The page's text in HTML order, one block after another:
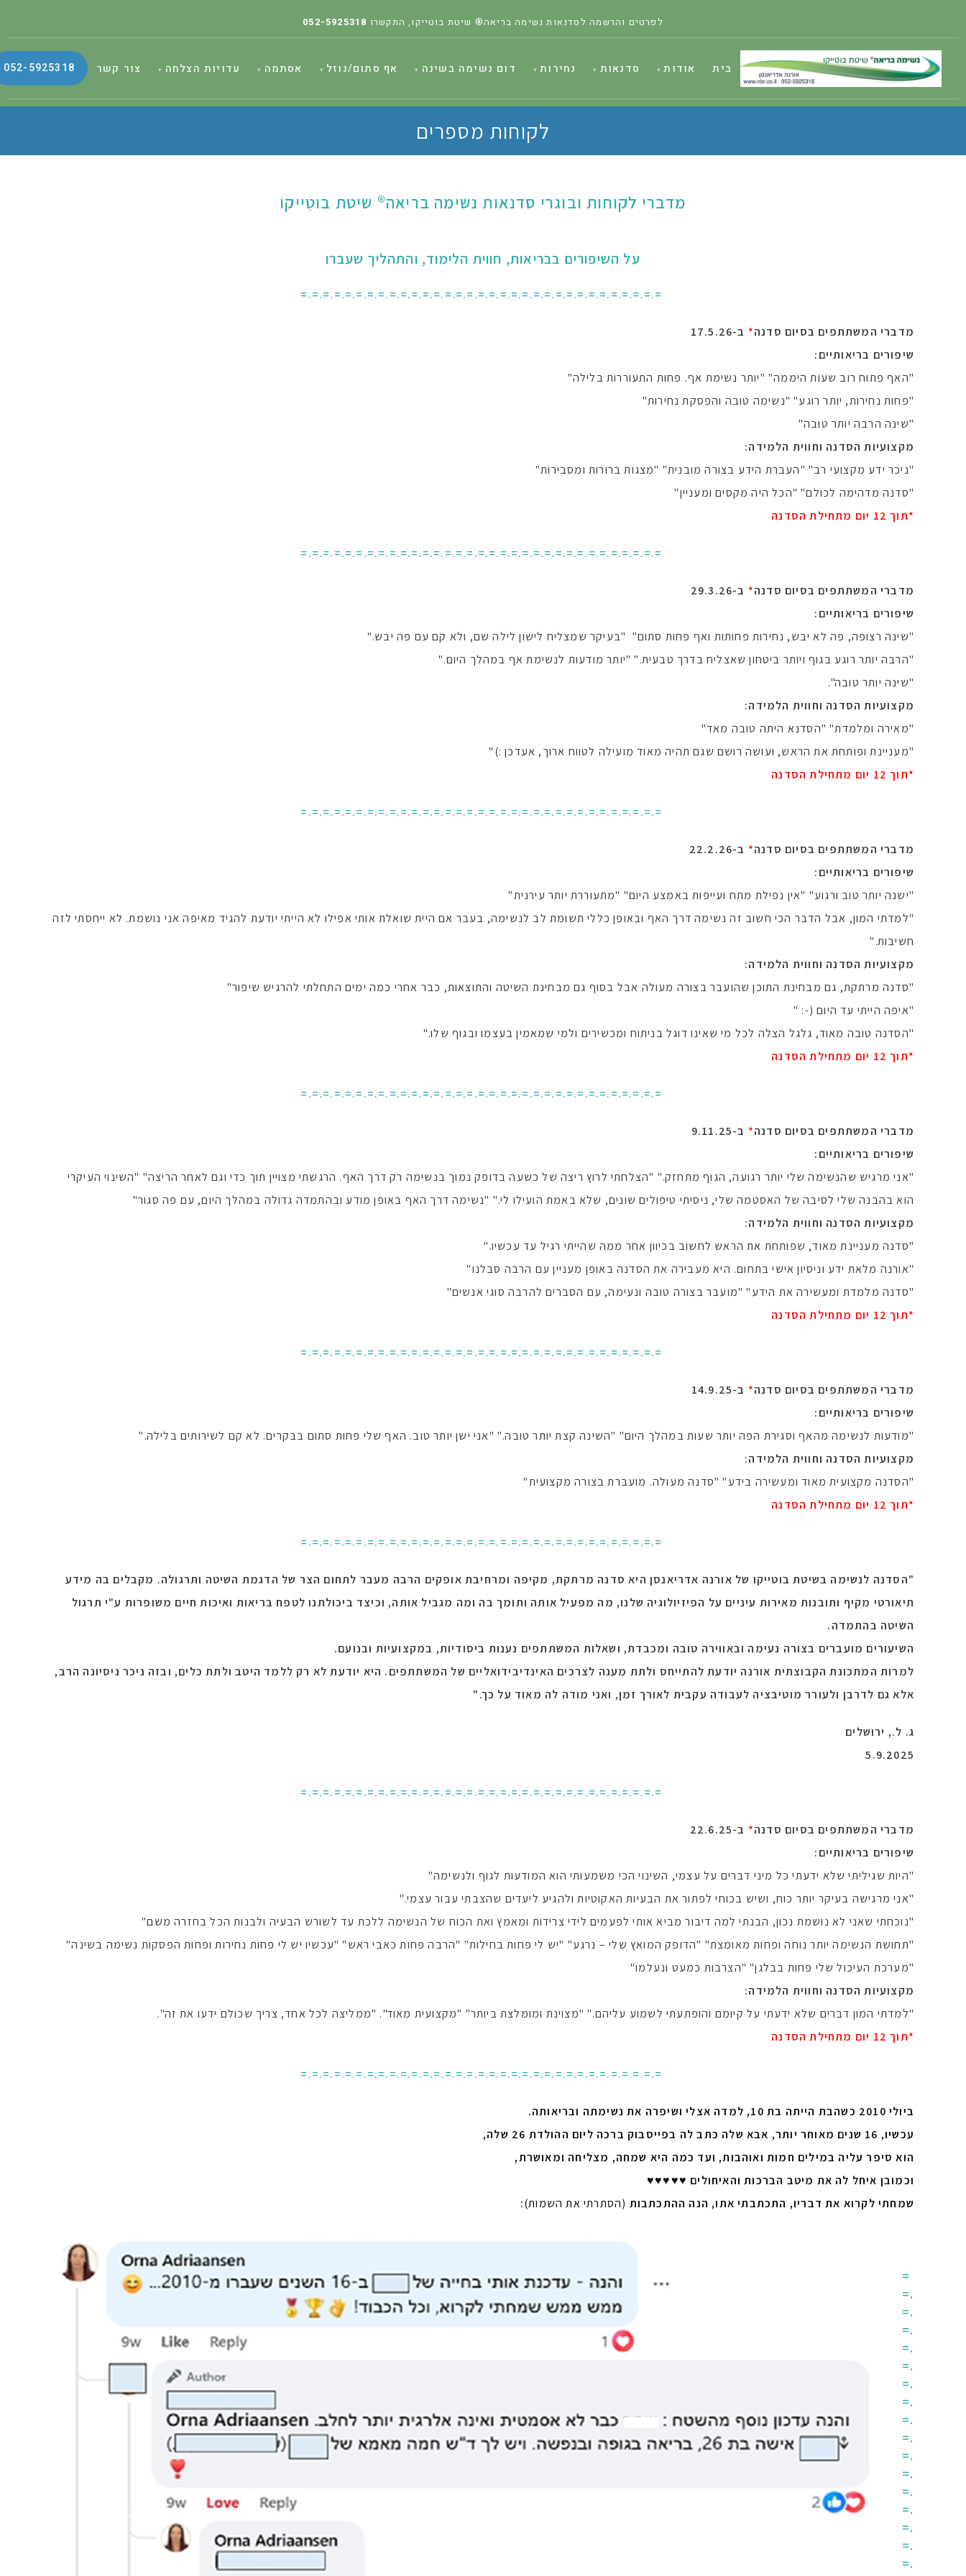
לפרטים והרשמה לסדנאות נשימה בריאה® שיטת בוטייקו, התקשרו 052-5925318
בית אודות סדנאות נחירות דום נשימה בשינה אף סתום/נוזל אסתמה עדויות הצלחה צור קשר 052-5925318
לקוחות מספרים
מדברי לקוחות ובוגרי סדנאות נשימה בריאה® שיטת בוּטֵייקוֹ
על השיפורים בבריאות, חווית הלימוד, והתהליך שעברו
=.=.=.=.=.=.=.=.=.=.=.=.=.=.=.=.=.=.=.=.=.=.=.=.=.=.=.=.=.=.=.=.=
מדברי המשתתפים בסיום סדנה* ב-17.5.26
שיפורים בריאותיים:
"האף פתוח רוב שעות היממה" "יותר נשימת אף. פחות התעוררות בלילה"
"פחות נחירות, יותר רוגע" "נשימה טובה והפסקת נחירות"
"שינה הרבה יותר טובה"
מקצועיות הסדנה וחווית הלמידה:
"ניכר ידע מקצועי רב" "העברת הידע בצורה מובנית" "מצגות ברורות ומסבירות"
"סדנה מדהימה לכולם" "הכל היה מקסים ומעניין"
*תוך 12 יום מתחילת הסדנה
=.=.=.=.=.=.=.=.=.=.=.=.=.=.=.=.=.=.=.=.=.=.=.=.=.=.=.=.=.=.=.=.=
מדברי המשתתפים בסיום סדנה* ב-29.3.26
שיפורים בריאותיים:
"שינה רצופה, פה לא יבש, נחירות פחותות ואף פחות סתום" "בעיקר שמצליח לישון לילה שם, ולא קם עם פה יבש."
"הרבה יותר רוגע בגוף ויותר ביטחון שאצליח בדרך טבעית." "יותר מודעות לנשימת אף במהלך היום."
"שינה יותר טובה".
מקצועיות הסדנה וחווית הלמידה:
"מאירה ומלמדת" "הסדנא היתה טובה מאד"
"מעניינת ופותחת את הראש, ועושה רושם שגם תהיה מאוד מועילה לטווח ארוך, אעדכן :)"
*תוך 12 יום מתחילת הסדנה
=.=.=.=.=.=.=.=.=.=.=.=.=.=.=.=.=.=.=.=.=.=.=.=.=.=.=.=.=.=.=.=.=
מדברי המשתתפים בסיום סדנה* ב-22.2.26
שיפורים בריאותיים:
"ישנה יותר טוב ורגוע" "אין נפילת מתח ועייפות באמצע היום" "מתעוררת יותר עירנית"
"למדתי המון, אבל הדבר הכי חשוב זה נשימה דרך האף ובאופן כללי תשומת לב לנשימה, בעבר אם היית שואלת אותי אפילו לא הייתי יודעת להגיד מאיפה אני נושמת. לא ייחסתי לזה
חשיבות."
מקצועיות הסדנה וחווית הלמידה:
"סדנה מרתקת, גם מבחינת התוכן שהועבר בצורה מעולה אבל בסוף גם מבחינת השיטה והתוצאות, כבר אחרי כמה ימים התחלתי להרגיש שיפור"
"איפה הייתי עד היום (-: "
"הסדנה טובה מאוד, גלגל הצלה לכל מי שאינו דוגל בניתוח ומכשירים ולמי שמאמין בעצמו ובגוף שלו."
*תוך 12 יום מתחילת הסדנה
=.=.=.=.=.=.=.=.=.=.=.=.=.=.=.=.=.=.=.=.=.=.=.=.=.=.=.=.=.=.=.=.=
מדברי המשתתפים בסיום סדנה* ב-9.11.25
שיפורים בריאותיים:
"אני מרגיש שהנשימה שלי יותר רגועה, הגוף מתחזק." "הצלחתי לרוץ ריצה של כשעה בדופק נמוך בנשימה רק דרך האף. הרגשתי מצויין תוך כדי וגם לאחר הריצה" "השינוי העיקרי
הוא בהבנה שלי לסיבה של האסטמה שלי, ניסיתי טיפולים שונים, שלא באמת הועילו לי." "נשימה דרך האף באופן מודע ובהתמדה גדולה במהלך היום, עם פה סגור"
מקצועיות הסדנה וחווית הלמידה:
"סדנה מעניינת מאוד, שפותחת את הראש לחשוב בכיוון אחר ממה שהייתי רגיל עד עכשיו."
"אורנה מלאת ידע וניסיון אישי בתחום. היא מעבירה את הסדנה באופן מעניין עם הרבה סבלנו"
"סדנה מלמדת ומעשירה את הידע" "מועבר בצורה טובה ונעימה, עם הסברים להרבה סוגי אנשים"
*תוך 12 יום מתחילת הסדנה
=.=.=.=.=.=.=.=.=.=.=.=.=.=.=.=.=.=.=.=.=.=.=.=.=.=.=.=.=.=.=.=.=
מדברי המשתתפים בסיום סדנה* ב-14.9.25
שיפורים בריאותיים:
"מודעות לנשימה מהאף וסגירת הפה יותר שעות במהלך היום" "השינה קצת יותר טובה." "אני ישן יותר טוב. האף שלי פחות סתום בבקרים. לא קם לשירותים בלילה."
מקצועיות הסדנה וחווית הלמידה:
"הסדנה מקצועית מאוד ומעשירה בידע" "סדנה מעולה. מועברת בצורה מקצועית"
*תוך 12 יום מתחילת הסדנה
=.=.=.=.=.=.=.=.=.=.=.=.=.=.=.=.=.=.=.=.=.=.=.=.=.=.=.=.=.=.=.=.=
"הסדנה לנשימה בשיטת בוטייקו של אורנה אדריאנסן היא סדנה מרתקת, מקיפה ומרחיבת אופקים הרבה מעבר לתחום הצר של הדגמת השיטה ותרגולה. מקבלים בה מידע
תיאורטי מקיף ותובנות מאירות עיניים על הפיזיולוגיה שלנו, מה מפעיל אותה ותומך בה ומה מגביל אותה, וכיצד ביכולתנו לטפח בריאות ואיכות חיים משופרות ע"י תרגול
השיטה בהתמדה.
השיעורים מועברים בצורה נעימה ובאווירה טובה ומכבדת, ושאלות המשתתפים נענות ביסודיות, במקצועיות ובנועם.
למרות המתכונת הקבוצתית אורנה יודעת להתייחס ולתת מענה לצרכים האינדיבידואליים של המשתתפים. היא יודעת לא רק ללמד היטב ולתת כלים, ובזה ניכר ניסיונה הרב,
אלא גם לדרבן ולעורר מוטיבציה לעבודה עקבית לאורך זמן, ואני מודה לה מאוד על כך."
ג. ל., ירושלים
5.9.2025
=.=.=.=.=.=.=.=.=.=.=.=.=.=.=.=.=.=.=.=.=.=.=.=.=.=.=.=.=.=.=.=.=
מדברי המשתתפים בסיום סדנה* ב-22.6.25
שיפורים בריאותיים:
"היות שגיליתי שלא ידעתי כל מיני דברים על עצמי, השינוי הכי משמעותי הוא המודעות לגוף ולנשימה"
"אני מרגישה בעיקר יותר כוח, ושיש בכוחי לפתור את הבעיות האקוטיות ולהגיע ליעדים שהצבתי עבור עצמי."
"נוכחתי שאני לא נושמת נכון, הבנתי למה דיבור מביא אותי לפעמים לידי צרידות ומאמץ ואת הכוח של הנשימה ללכת עד לשורש הבעיה ולבנות הכל בחזרה משם"
"תחושת הנשימה יותר נוחה ופחות מאומצת" "הדופק המואץ שלי – נרגע" "יש לי פחות בחילות" "הרבה פחות כאבי ראש" "עכשיו יש לי פחות נחירות ופחות הפסקות נשימה בשינה"
"מערכת העיכול שלי פחות בבלגן" "הצרבות כמעט ונעלמו"
מקצועיות הסדנה וחווית הלמידה:
"למדתי המון דברים שלא ידעתי על קיומם והופתעתי לשמוע עליהם." "מצוינת ומומלצת ביותר" "מקצועית מאוד". "ממליצה לכל אחד, צריך שכולם ידעו את זה".
*תוך 12 יום מתחילת הסדנה
=.=.=.=.=.=.=.=.=.=.=.=.=.=.=.=.=.=.=.=.=.=.=.=.=.=.=.=.=.=.=.=.=
ביולי 2010 כשהבת הייתה בת 10, למדה אצלי ושיפרה את נשימתה ובריאותה.
עכשיו, 16 שנים מאוחר יותר, אבא שלה כתב לה בפייסבוק ברכה ליום ההולדת 26 שלה,
הוא סיפר עליה במילים חמות ואוהבות, ועד כמה היא שמחה, מצליחה ומאושרת,
וכמובן איחל לה את מיטב הברכות והאיחולים ♥♥♥♥♥
שמחתי לקרוא את דבריו, התכתבתי אתו, הנה ההתכתבות (הסתרתי את השמות):
=
.=
.=
.=
.=
.=
.=
.=
.=
.=
.=
.=
.=
.=
.=
.=
.=